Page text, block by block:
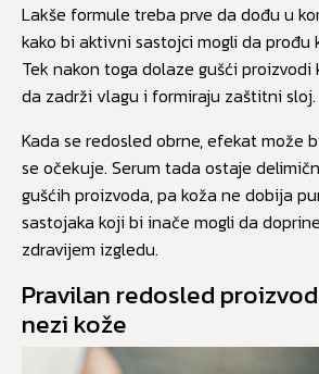
Lakše formule treba prve da dođu u
kako bi aktivni sastojci mogli da prođu
Tek nakon toga dolaze gušći proizvodi
da zadrži vlagu i formiraju zaštitni sloj.
Kada se redosled obrne, efekat može
se očekuje. Serum tada ostaje
gušćih proizvoda, pa koža ne dobija
sastojaka koji bi inače mogli da
zdravijem izgledu.
Pravilan redosled
nezi kože